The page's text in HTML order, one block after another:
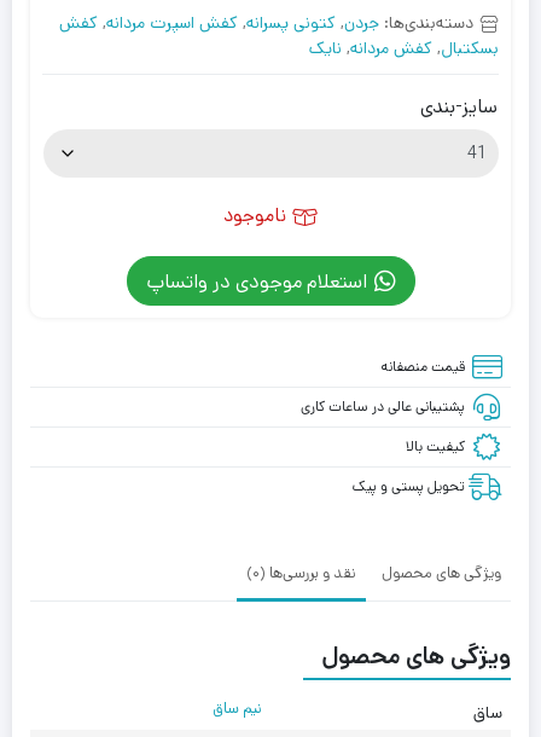
دسته‌بندی‌ها: جردن, کتونی پسرانه, کفش اسپرت مردانه, کفش
بسکتبال, کفش مردانه, نایک
سایز-بندی
ناموجود
استعلام موجودی در واتساپ
قیمت منصفانه
پشتیبانی عالی در ساعات کاری
کیفیت بالا
تحویل پستی و پیک
ویژگی های محصول نقد و بررسی‌ها (0)
ویژگی های محصول
ساق
نیم ساق